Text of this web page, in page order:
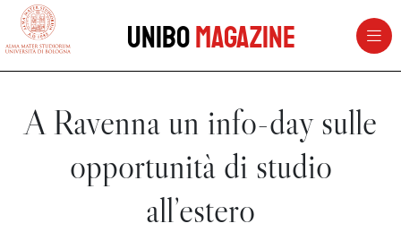
vai al contenuto della pagina
UniboMagazine
A Ravenna un info-day sulle
opportunità di studio
all’estero